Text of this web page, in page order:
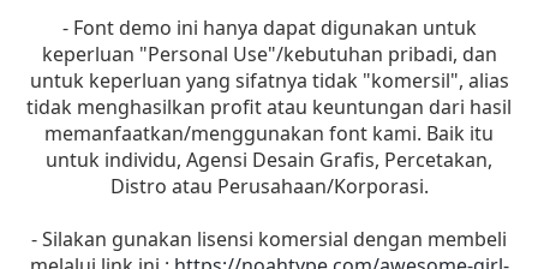
- Font demo ini hanya dapat digunakan untuk
keperluan "Personal Use"/kebutuhan pribadi, dan
untuk keperluan yang sifatnya tidak "komersil", alias
tidak menghasilkan profit atau keuntungan dari hasil
memanfaatkan/menggunakan font kami. Baik itu
untuk individu, Agensi Desain Grafis, Percetakan,
Distro atau Perusahaan/Korporasi.
- Silakan gunakan lisensi komersial dengan membeli